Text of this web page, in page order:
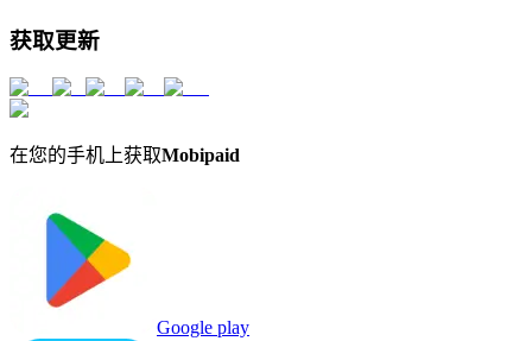
获取更新
在您的手机上获取Mobipaid
Google play